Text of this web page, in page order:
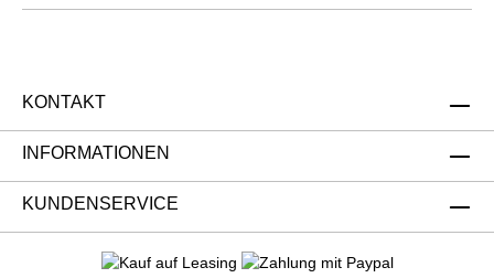
KONTAKT
INFORMATIONEN
KUNDENSERVICE